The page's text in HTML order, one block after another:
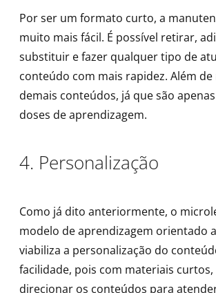
Por ser um formato curto, a
muito mais fácil. É possível retirar,
substituir e fazer qualquer tipo de
conteúdo com mais rapidez. Além
demais conteúdos, já que são
doses de aprendizagem.
4. Personalização
Como já dito anteriormente, o
modelo de aprendizagem orientado
viabiliza a personalização do
facilidade, pois com materiais curtos,
direcionar os conteúdos para